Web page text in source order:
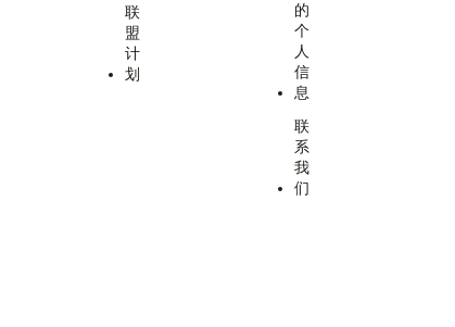
联
盟
计
划
的
个
人
信
息
联
系
我
们